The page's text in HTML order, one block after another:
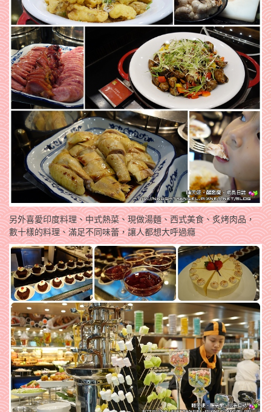
另外喜愛印度料理、中式熱菜、現做湯麵、西式美食、炙烤肉品，
數十樣的料理、滿足不同味蕾，讓人都想大呼過癮